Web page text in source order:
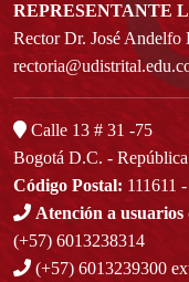
REPRESENTANTE
Rector Dr. José Andelfo
Calle 13 # 31 -75
Bogotá D.C. -
Código Postal: 111611
Atención a
(+57) 6013238314
(+57) 6013239300